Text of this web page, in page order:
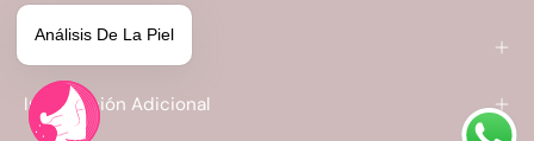
Dermanat
Información Adicional
Análisis De La Piel